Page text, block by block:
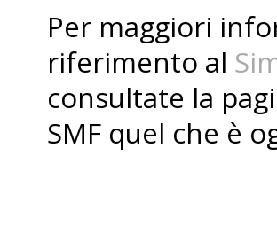
Per maggiori
riferimento al
consultate la
SMF quel che è